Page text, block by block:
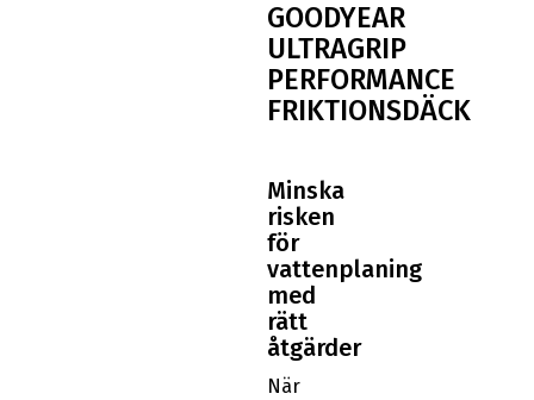
GOODYEAR
ULTRAGRIP
PERFORMANCE
FRIKTIONSDÄCK
Minska
risken
för
vattenplaning
med
rätt
åtgärder
När